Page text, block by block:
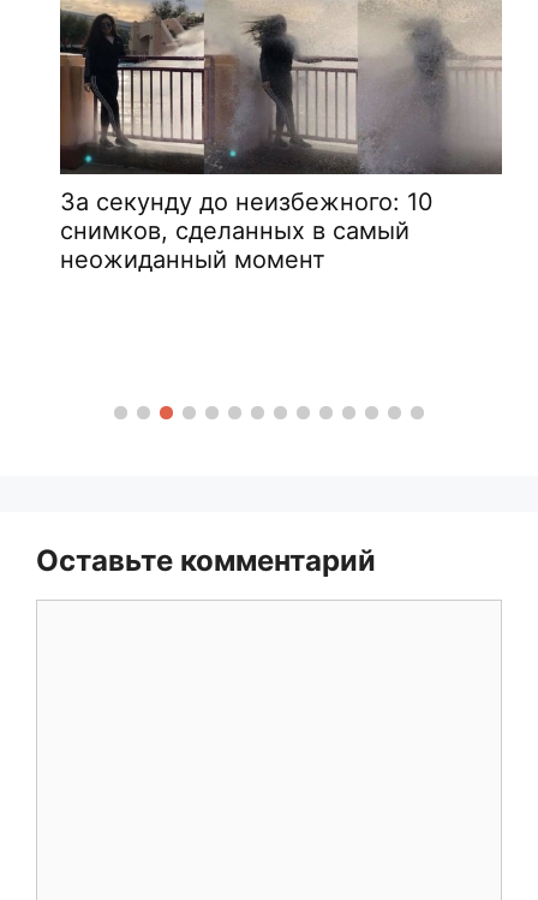
За секунду до неизбежного: 10
снимков, сделанных в самый
неожиданный момент
Оставьте комментарий